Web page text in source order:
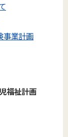
事業計画
福祉計画